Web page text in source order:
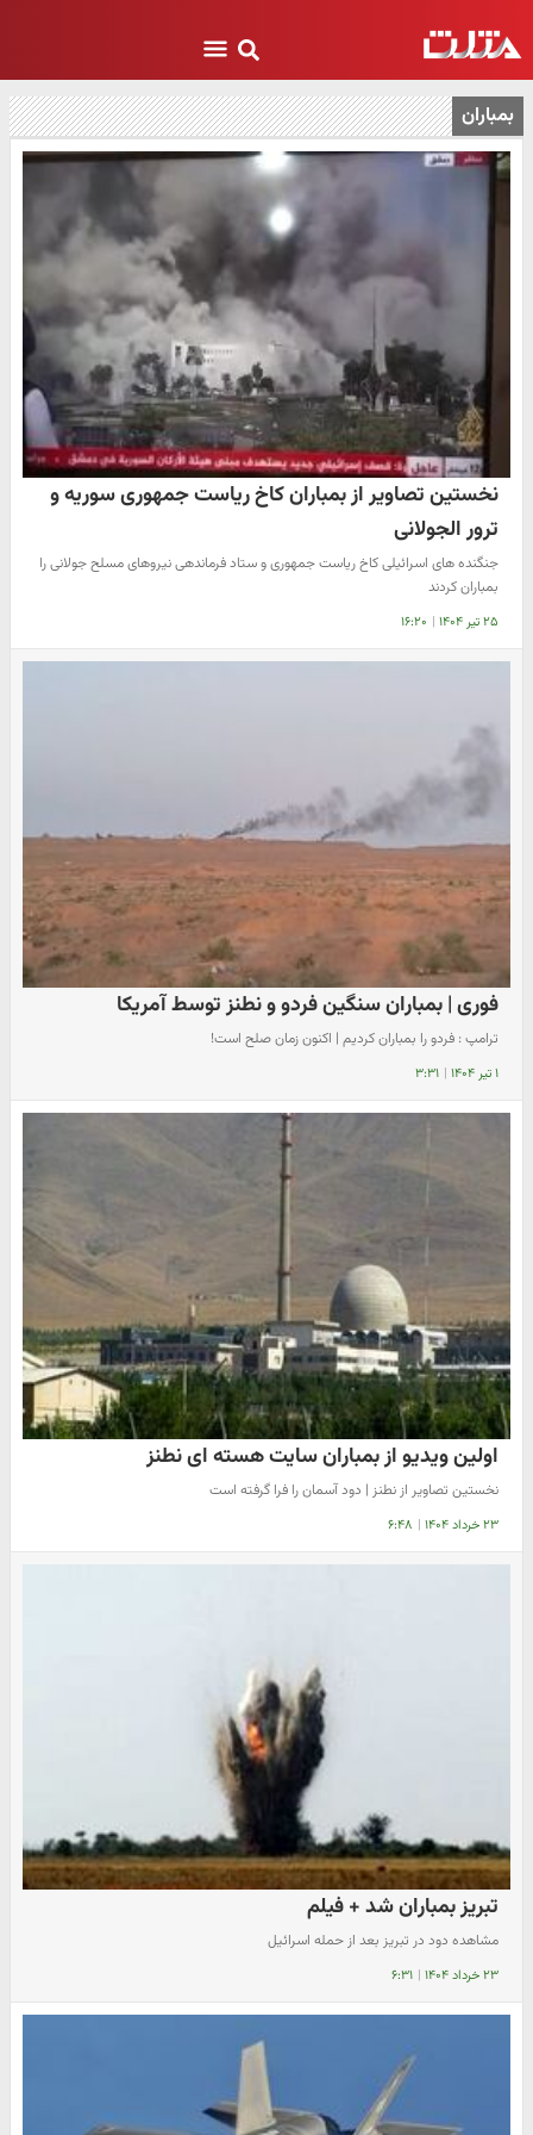
بمباران
نخستین تصاویر از بمباران کاخ ریاست جمهوری سوریه و
ترور الجولانی
جنگنده های اسرائیلی کاخ ریاست جمهوری و ستاد فرماندهی نیروهای مسلح جولانی را
بمباران کردند
۲۵ تیر ۱۴۰۴ | ۱۶:۲۰
فوری | بمباران سنگین فردو و نطنز توسط آمریکا
ترامپ : فردو را بمباران کردیم | اکنون زمان صلح است!
۱ تیر ۱۴۰۴ | ۳:۳۱
اولین ویدیو از بمباران سایت هسته ای نطنز
نخستین تصاویر از نطنز | دود آسمان را فرا گرفته است
۲۳ خرداد ۱۴۰۴ | ۶:۴۸
تبریز بمباران شد + فیلم
مشاهده دود در تبریز بعد از حمله اسرائیل
۲۳ خرداد ۱۴۰۴ | ۶:۳۱